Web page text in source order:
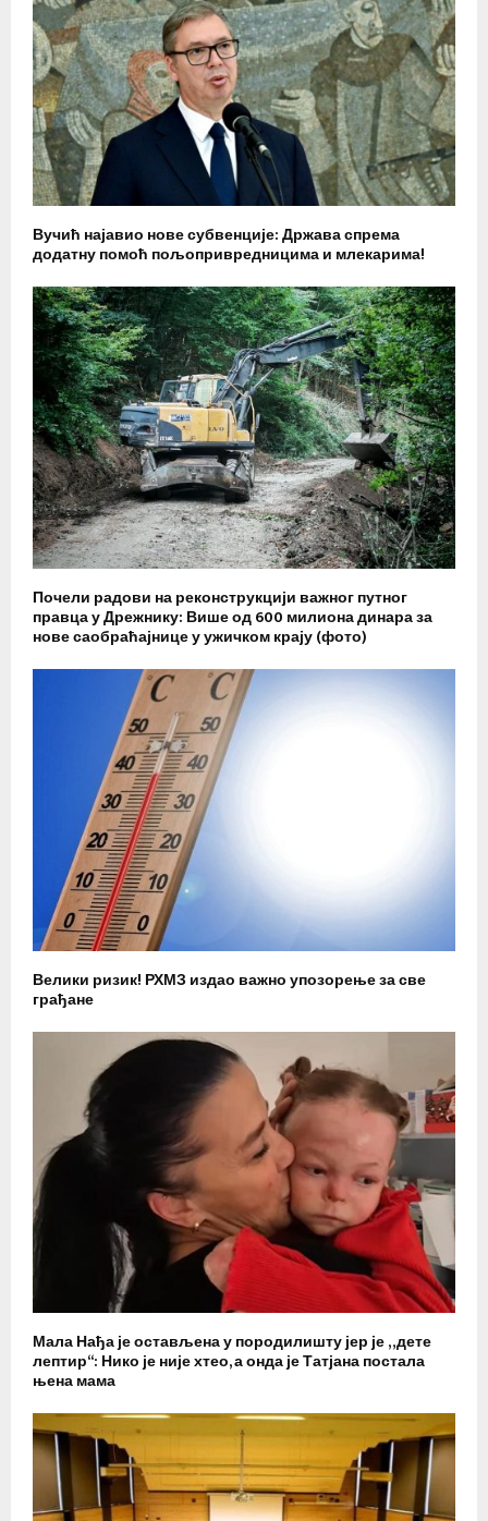
Вучић најавио нове субвенције: Држава спрема
додатну помоћ пољопривредницима и млекарима!
Почели радови на реконструкцији важног путног
правца у Дрежнику: Више од 600 милиона динара за
нове саобраћајнице у ужичком крају (фото)
Велики ризик! РХМЗ издао важно упозорење за све
грађане
Мала Нађа је остављена у породилишту јер је „дете
лептир“: Нико је није хтео, а онда је Татјана постала
њена мама